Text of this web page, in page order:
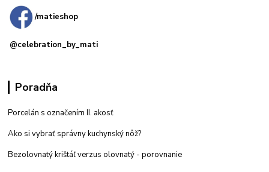
/matieshop
@celebration_by_mati
Poradňa
Porcelán s označením II. akosť
Ako si vybrať správny kuchynský nôž?
Bezolovnatý krištáľ verzus olovnatý - porovnanie